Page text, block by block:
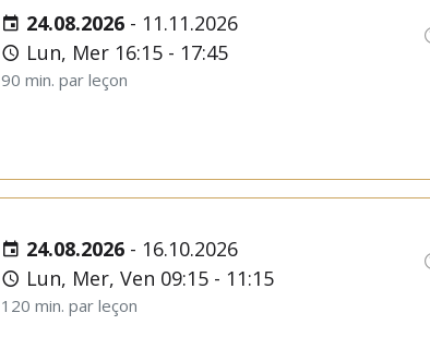
24.08.2026 - 11.11.2026
Lun, Mer 16:15 - 17:45
90 min. par leçon
24.08.2026 - 16.10.2026
Lun, Mer, Ven 09:15 - 11:15
120 min. par leçon